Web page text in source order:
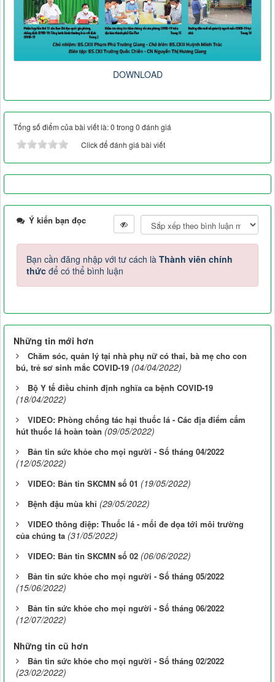
DOWNLOAD
Tổng số điểm của bài viết là: 0 trong 0 đánh giá
Click để đánh giá bài viết
Ý kiến bạn đọc
Bạn cần đăng nhập với tư cách là Thành viên chính
thức để có thể bình luận
Những tin mới hơn
Chăm sóc, quản lý tại nhà phụ nữ có thai, bà mẹ cho con
bú, trẻ sơ sinh mắc COVID-19 (04/04/2022)
Bộ Y tế điều chỉnh định nghĩa ca bệnh COVID-19
(18/04/2022)
VIDEO: Phòng chống tác hại thuốc lá - Các địa điểm cấm
hút thuốc lá hoàn toàn (09/05/2022)
Bản tin sức khỏe cho mọi người - Số tháng 04/2022
(12/05/2022)
VIDEO: Bản tin SKCMN số 01 (19/05/2022)
Bệnh đậu mùa khỉ (29/05/2022)
VIDEO thông điệp: Thuốc lá - mối đe dọa tới môi trường
của chúng ta (31/05/2022)
VIDEO: Bản tin SKCMN số 02 (06/06/2022)
Bản tin sức khỏe cho mọi người - Số tháng 05/2022
(15/06/2022)
Bản tin sức khỏe cho mọi người - Số tháng 06/2022
(12/07/2022)
Những tin cũ hơn
Bản tin sức khỏe cho mọi người - Số tháng 02/2022
(23/02/2022)